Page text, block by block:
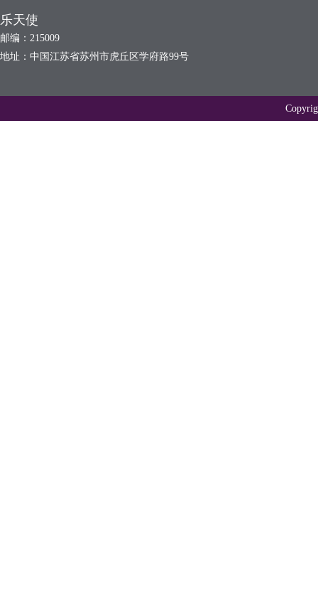
乐天使
邮编：215009
地址：中国江苏省苏州市虎丘区学府路99号